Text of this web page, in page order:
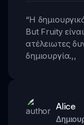
“Η
But Fruity
ατέλειωτες
δημιουργία.,,
Alice